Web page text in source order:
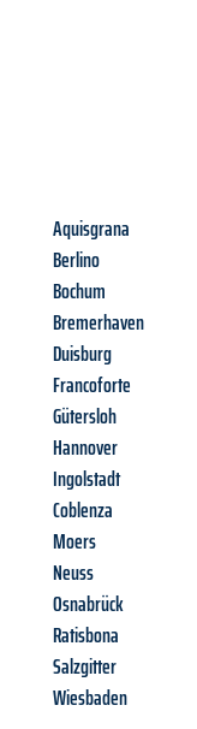
Aquisgrana
Berlino
Bochum
Bremerhaven
Duisburg
Francoforte
Gütersloh
Hannover
Ingolstadt
Coblenza
Moers
Neuss
Osnabrück
Ratisbona
Salzgitter
Wiesbaden